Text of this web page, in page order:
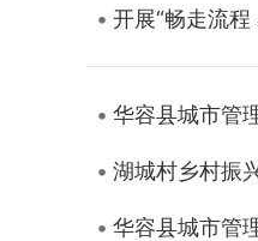
开展“畅走流
华容县城市管
湖城村乡村振
华容县城市管